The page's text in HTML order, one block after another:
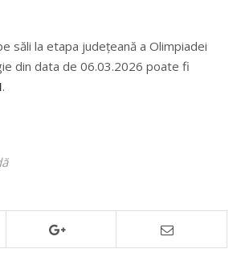
săli la etapa județeană a Olimpiadei
din data de 06.03.2026 poate fi
.